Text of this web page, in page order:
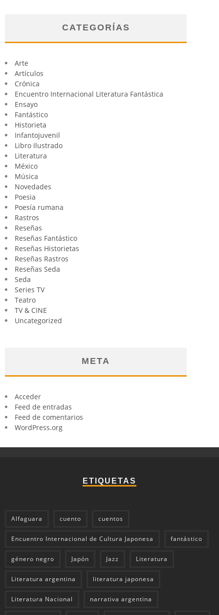
CATEGORÍAS
Arte
Artículos
Crónica
Encuentro Internacional Literatura Fantástica
Ensayo
Fantástico
Historieta
Infantojuvenil
Libro Ilustrado
Literatura
México
Música
Novedades
Poesia
Poesía rumana
Rastros
Reseñas
Reseñas Fantástico
Reseñas Historietas
Reseñas Rastros
Reseñas Seda
Seda
Series TV
Teatro
TV & CINE
Uncategorized
META
Acceder
Feed de entradas
Feed de comentarios
WordPress.org
ETIQUETAS
Alfaguara cuento cuentos
Encuentro Internacional de Cultura Japonesa fantástico
género negro Japón Jazz Literatura
Literatura argentina literatura japonesa
Literatura Nacional narrativa argentina